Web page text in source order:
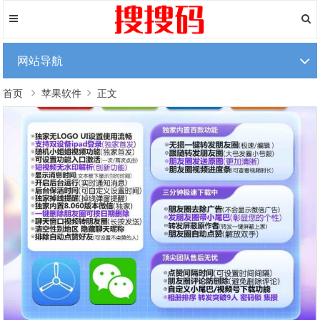
网站导航
首页 苹果软件 正文